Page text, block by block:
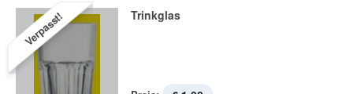
Verpasst! Trinkglas